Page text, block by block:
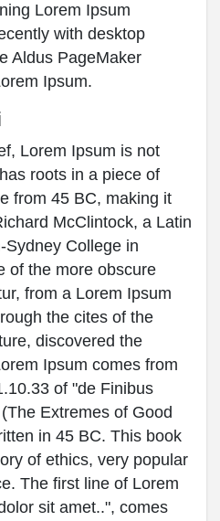
Lorem Ipsum
with desktop
Aldus PageMaker
Ipsum.
Lorem Ipsum is not
roots in a piece of
from 45 BC, making it
McClintock, a Latin
Sydney College in
of the more obscure
from a Lorem Ipsum
the cites of the
discovered the
Ipsum comes from
of "de Finibus
Extremes of Good
in 45 BC. This book
of ethics, very popular
The first line of Lorem
sit amet..", comes